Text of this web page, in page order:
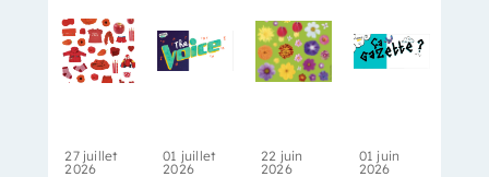
27 juillet
2026
01 juillet
2026
22 juin
2026
01 juin
2026